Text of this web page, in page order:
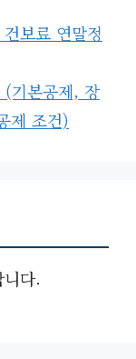
보료 연말정
(기본공제, 장
제 조건)
다.